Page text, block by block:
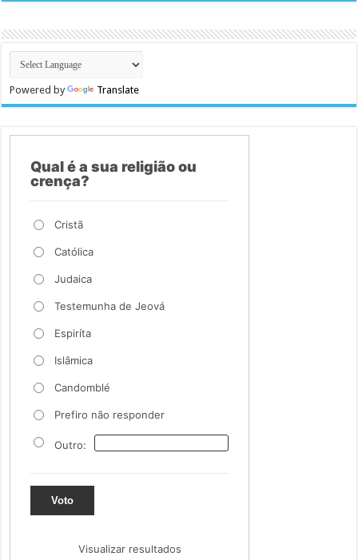
Powered by Translate
Qual é a sua religião ou
crença?
Cristã
Católica
Judaica
Testemunha de Jeová
Espiríta
Islâmica
Candomblé
Prefiro não responder
Outro:
Voto
Visualizar resultados